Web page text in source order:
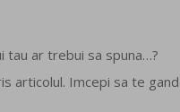
tau ar trebui sa spuna…?
articolul. Imcepi sa te